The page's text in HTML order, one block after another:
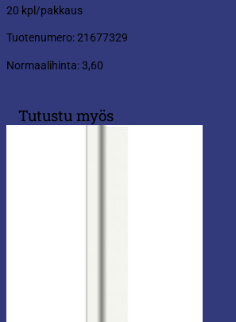
20 kpl/pakkaus
Tuotenumero: 21677329
Normaalihinta: 3,60
Tutustu myös